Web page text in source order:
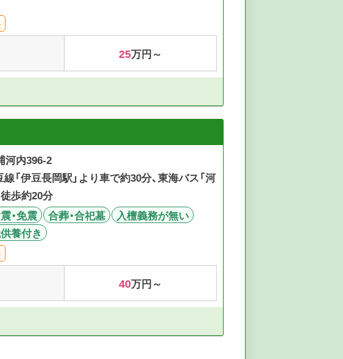
25万円～
河内396-2
「伊豆長岡駅」より車で約30分、東海バス「河
歩約20分
・免震 合葬・合祀墓
入檀義務が無い
養付き
40万円～